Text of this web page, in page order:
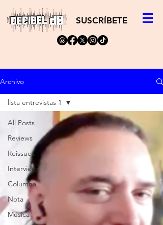
SUSCRÍBETE
Archivo
All Posts
Reviews
Reissues
Interviews
Columna
Nota
Música
lista entrevistas 1